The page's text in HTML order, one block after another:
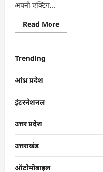
अपनी एक्टिंग...
Read More
Trending
आंध्र प्रदेश
इंटरनेशनल
उत्तर प्रदेश
उत्तराखंड
ऑटोमोबाइल